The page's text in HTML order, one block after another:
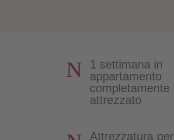
N
1 settimana in
appartamento
completamente
attrezzato
Attrezzatura per